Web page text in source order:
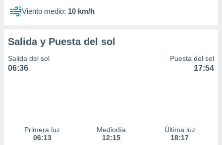
Viento medio: 10 km/h
Salida y Puesta del sol
Salida del sol
06:36
Puesta del sol
17:54
Primera luz
06:13
Mediodía
12:15
Última luz
18:17